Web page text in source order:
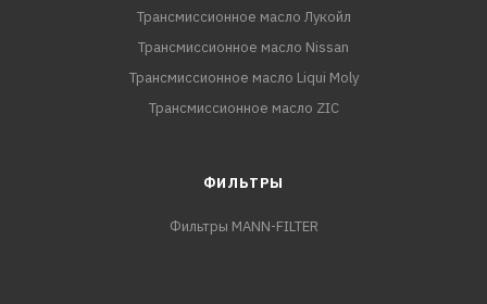
Трансмиссионное масло Лукойл
Трансмиссионное масло Nissan
Трансмиссионное масло Liqui Moly
Трансмиссионное масло ZIC
ФИЛЬТРЫ
Фильтры MANN-FILTER